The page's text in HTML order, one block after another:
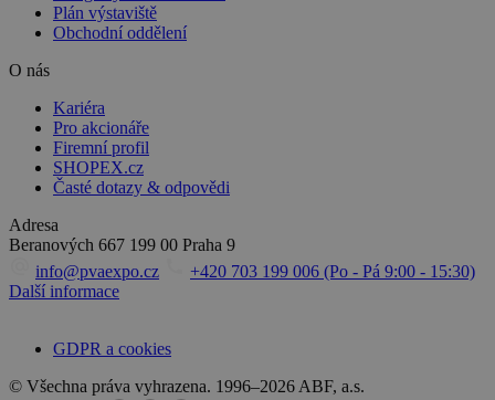
Plán výstaviště
Obchodní oddělení
O nás
Kariéra
Pro akcionáře
Firemní profil
SHOPEX.cz
Časté dotazy & odpovědi
Adresa
Beranových 667 199 00 Praha 9
info@pvaexpo.cz
+420 703 199 006 (Po - Pá 9:00 - 15:30)
Další informace
GDPR a cookies
© Všechna práva vyhrazena. 1996–2026 ABF, a.s.